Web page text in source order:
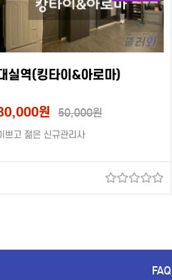
실역(킹타이&아로마)
원 50,000원
쁘고 젊은 신규관리사
FAQ